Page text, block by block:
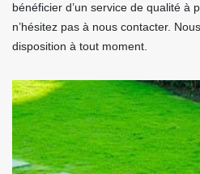
bénéficier d’un service de qualité à
n’hésitez pas à nous contacter.
disposition à tout moment.